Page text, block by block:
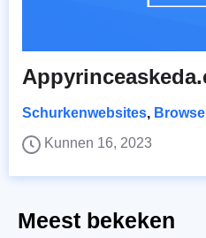
Schurkenwebsites,
Kunnen 16, 2023
Meest bekeken